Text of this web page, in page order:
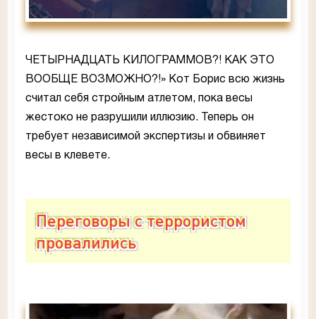
ЧЕТЫРНАДЦАТЬ КИЛОГРАММОВ?! КАК ЭТО
ВООБЩЕ ВОЗМОЖНО?!» Кот Борис всю жизнь
считал себя стройным атлетом, пока весы
жестоко не разрушили иллюзию. Теперь он
требует независимой экспертизы и обвиняет
весы в клевете.
Переговоры с террористом
провалились